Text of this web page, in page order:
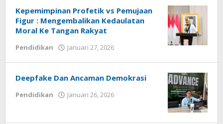
Kepemimpinan Profetik vs Pemujaan
Figur : Mengembalikan Kedaulatan
Moral Ke Tangan Rakyat
Pendidikan Januari 27, 2026
Deepfake Dan Ancaman Demokrasi
Pendidikan Januari 26, 2026